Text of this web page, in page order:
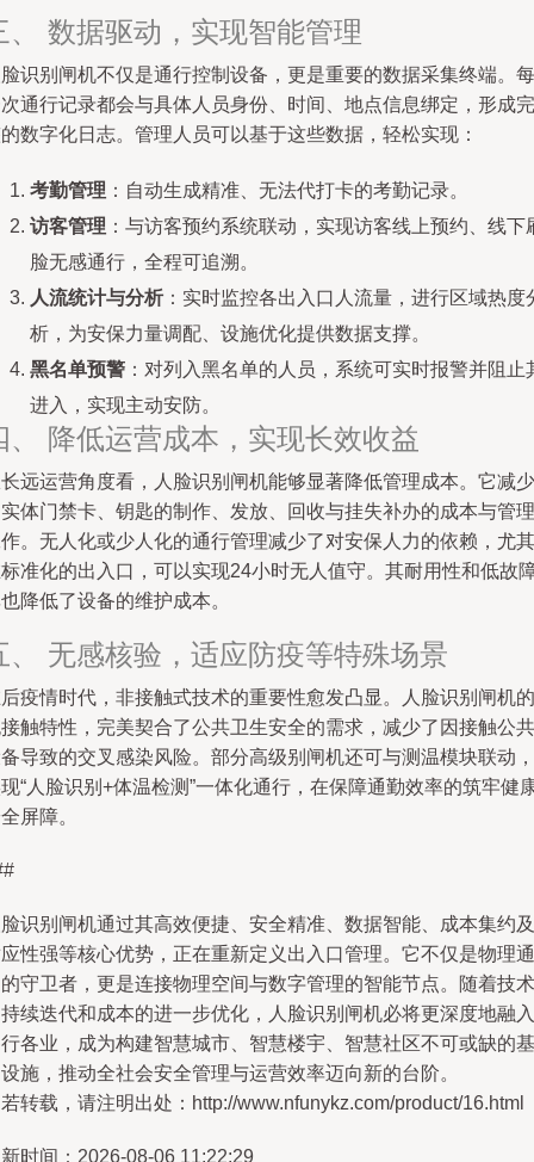
、 数据驱动，实现智能管理
识别闸机不仅是通行控制设备，更是重要的数据采集终端。每
通行记录都会与具体人员身份、时间、地点信息绑定，形成完
数字化日志。管理人员可以基于这些数据，轻松实现：
考勤管理 ：自动生成精准、无法代打卡的考勤记录。
访客管理 ：与访客预约系统联动，实现访客线上预约、线下
脸无感通行，全程可追溯。
人流统计与分析 ：实时监控各出入口人流量，进行区域热度
析，为安保力量调配、设施优化提供数据支撑。
黑名单预警 ：对列入黑名单的人员，系统可实时报警并阻止
进入，实现主动安防。
、 降低运营成本，实现长效收益
远运营角度看，人脸识别闸机能够显著降低管理成本。它减少
体门禁卡、钥匙的制作、发放、回收与挂失补办的成本与管理
。无人化或少人化的通行管理减少了对安保人力的依赖，尤其
准化的出入口，可以实现24小时无人值守。其耐用性和低故
降低了设备的维护成本。
、 无感核验，适应防疫等特殊场景
疫情时代，非接触式技术的重要性愈发凸显。人脸识别闸机的
触特性，完美契合了公共卫生安全的需求，减少了因接触公共
导致的交叉感染风险。部分高级别闸机还可与测温模块联动，
“人脸识别+体温检测”一体化通行，在保障通勤效率的筑牢健
屏障。
识别闸机通过其高效便捷、安全精准、数据智能、成本集约及
性强等核心优势，正在重新定义出入口管理。它不仅是物理通
守卫者，更是连接物理空间与数字管理的智能节点。随着技术
续迭代和成本的进一步优化，人脸识别闸机必将更深度地融入
各业，成为构建智慧城市、智慧楼宇、智慧社区不可或缺的基
施，推动全社会安全管理与运营效率迈向新的台阶。
转载，请注明出处：http://www.nfunykz.com/product/16.html
时间：2026-08-06 11:22:29